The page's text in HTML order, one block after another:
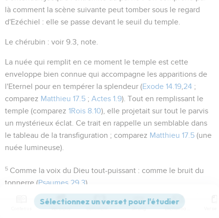
là comment la scène suivante peut tomber sous le regard
d'Ezéchiel : elle se passe devant le seuil du temple.
Le chérubin : voir 9.3 , note.
La nuée qui remplit en ce moment le temple est cette
enveloppe bien connue qui accompagne les apparitions de
l'Eternel pour en tempérer la splendeur (Exode 14.19 24 ;
comparez Matthieu 17.5 ; Actes 1.9). Tout en remplissant le
temple (comparez 1Rois 8.10), elle projetait sur tout le parvis
un mystérieux éclat. Ce trait en rappelle un semblable dans
le tableau de la transfiguration ; comparez Matthieu 17.5 (une
nuée lumineuse).
5 Comme la voix du Dieu tout-puissant : comme le bruit du
tonnerre (Psaumes 29.3).
Ce bruit de tonnerre montre que le chariot était en
Versions Commentaires Strong